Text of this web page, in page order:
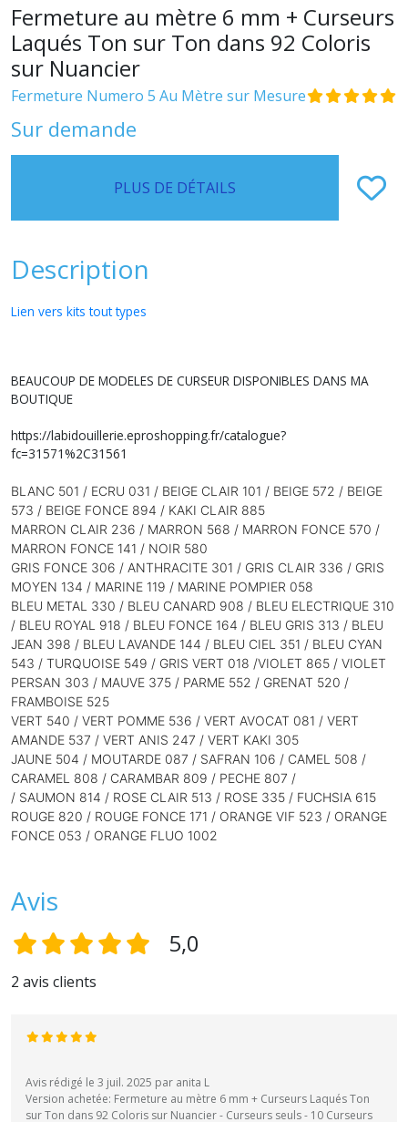
Fermeture au mètre 6 mm + Curseurs
Laqués Ton sur Ton dans 92 Coloris
sur Nuancier
Fermeture Numero 5 Au Mètre sur Mesure
Sur demande
PLUS DE DÉTAILS
Description
Lien vers kits tout types
BEAUCOUP DE MODELES DE CURSEUR DISPONIBLES DANS MA
BOUTIQUE
https://labidouillerie.eproshopping.fr/catalogue?
fc=31571%2C31561
BLANC 501 / ECRU 031 / BEIGE CLAIR 101 / BEIGE 572 / BEIGE
573 / BEIGE FONCE 894 / KAKI CLAIR 885
MARRON CLAIR 236 / MARRON 568 / MARRON FONCE 570 /
MARRON FONCE 141 / NOIR 580
GRIS FONCE 306 / ANTHRACITE 301 / GRIS CLAIR 336 / GRIS
MOYEN 134 / MARINE 119 / MARINE POMPIER 058
BLEU METAL 330 / BLEU CANARD 908 / BLEU ELECTRIQUE 310
/ BLEU ROYAL 918 / BLEU FONCE 164 / BLEU GRIS 313 / BLEU
JEAN 398 / BLEU LAVANDE 144 / BLEU CIEL 351 / BLEU CYAN
543 / TURQUOISE 549 / GRIS VERT 018 /VIOLET 865 / VIOLET
PERSAN 303 / MAUVE 375 / PARME 552 / GRENAT 520 /
FRAMBOISE 525
VERT 540 / VERT POMME 536 / VERT AVOCAT 081 / VERT
AMANDE 537 / VERT ANIS 247 / VERT KAKI 305
JAUNE 504 / MOUTARDE 087 / SAFRAN 106 / CAMEL 508 /
CARAMEL 808 / CARAMBAR 809 / PECHE 807 /
/ SAUMON 814 / ROSE CLAIR 513 / ROSE 335 / FUCHSIA 615
ROUGE 820 / ROUGE FONCE 171 / ORANGE VIF 523 / ORANGE
FONCE 053 / ORANGE FLUO 1002
Avis
5,0
2 avis clients
Avis rédigé le 3 juil. 2025 par anita L
Version achetée: Fermeture au mètre 6 mm + Curseurs Laqués Ton
sur Ton dans 92 Coloris sur Nuancier - Curseurs seuls - 10 Curseurs